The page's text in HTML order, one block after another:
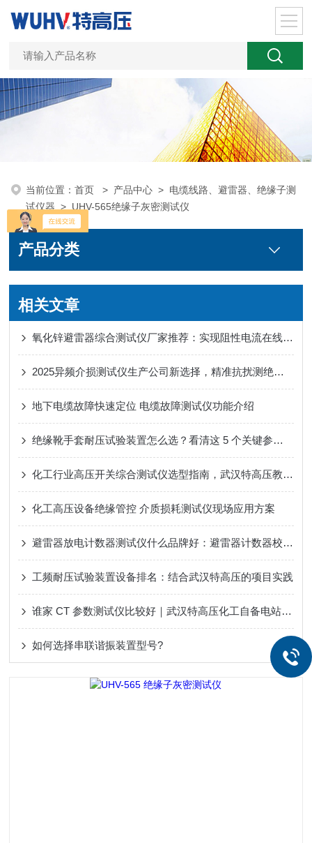
当前位置：首页 > 产品中心 > 电缆线路、避雷器、绝缘子测
试仪器 > UHV-565绝缘子灰密测试仪
产品分类
相关文章
氧化锌避雷器综合测试仪厂家推荐：实现阻性电流在线追踪的数据分析系统
2025异频介损测试仪生产公司新选择，精准抗扰测绝缘更高效
地下电缆故障快速定位 电缆故障测试仪功能介绍
绝缘靴手套耐压试验装置怎么选？看清这 5 个关键参数，避免踩坑
化工行业高压开关综合测试仪选型指南，武汉特高压教你避开采购雷区​
化工高压设备绝缘管控 介质损耗测试仪现场应用方案
避雷器放电计数器测试仪什么品牌好：避雷器计数器校验设备的角色与技术实现
工频耐压试验装置设备排名：结合武汉特高压的项目实践
谁家 CT 参数测试仪比较好｜武汉特高压化工自备电站 CT 检测方案
如何选择串联谐振装置型号?